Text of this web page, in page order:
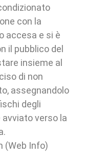
con la
accesa e si è
il pubblico del
insieme al
di non
assegnandolo
degli
verso la
(Web Info)